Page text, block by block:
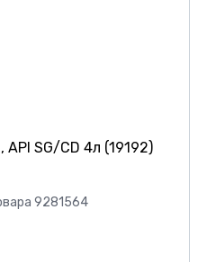
SG/CD 4л (19192)
9281564